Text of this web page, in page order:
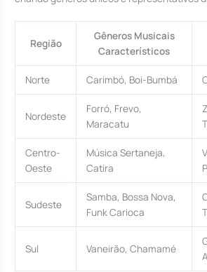
Região
Gêneros Musicais
Característicos
Norte Carimbó, Boi-Bumbá
Nordeste
Forró, Frevo,
Maracatu
Centro-
Oeste
Música Sertaneja,
Catira
Sudeste
Samba, Bossa Nova,
Funk Carioca
Sul Vaneirão, Chamamé